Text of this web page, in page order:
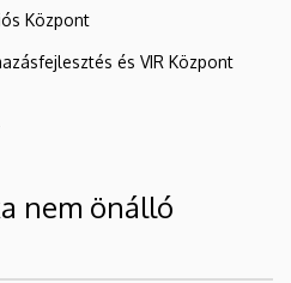
Központ
és VIR Központ
nem önálló